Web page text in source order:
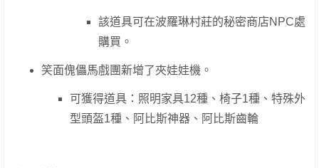
該道具可在波羅琳村莊的秘密商店NPC處
購買。
笑面傀儡馬戲團新增了夾娃娃機。
可獲得道具：照明家具12種、椅子1種、特殊外
型頭盔1種、阿比斯神器、阿比斯齒輪